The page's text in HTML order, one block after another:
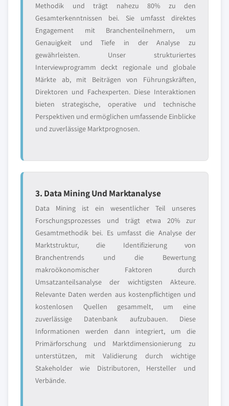
Methodik und trägt nahezu 80% zu den
Gesamterkenntnissen bei. Sie umfasst direktes
Engagement mit Branchenteilnehmern, um
Genauigkeit und Tiefe in der Analyse zu
gewährleisten. Unser strukturiertes
Interviewprogramm deckt regionale und globale
Märkte ab, mit Beiträgen von Führungskräften,
Direktoren und Fachexperten. Diese Interaktionen
bieten strategische, operative und technische
Perspektiven und ermöglichen umfassende Einblicke
und zuverlässige Marktprognosen.
3. Data Mining Und Marktanalyse
Data Mining ist ein wesentlicher Teil unseres
Forschungsprozesses und trägt etwa 20% zur
Gesamtmethodik bei. Es umfasst die Analyse der
Marktstruktur, die Identifizierung von
Branchentrends und die Bewertung
makroökonomischer Faktoren durch
Umsatzanteilsanalyse der wichtigsten Akteure.
Relevante Daten werden aus kostenpflichtigen und
kostenlosen Quellen gesammelt, um eine
zuverlässige Datenbank aufzubauen. Diese
Informationen werden dann integriert, um die
Primärforschung und Marktdimensionierung zu
unterstützen, mit Validierung durch wichtige
Stakeholder wie Distributoren, Hersteller und
Verbände.